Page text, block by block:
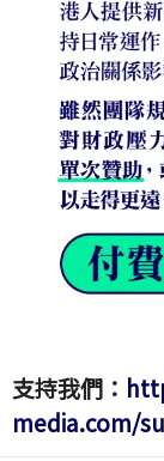
支持我們：
media.com/